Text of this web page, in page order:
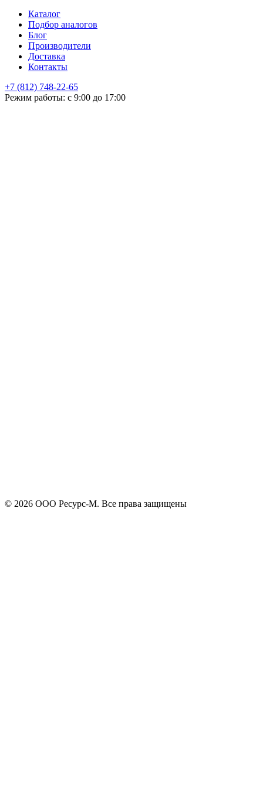
Каталог
Подбор аналогов
Блог
Производители
Доставка
Контакты
+7 (812) 748-22-65
Режим работы: с 9:00 до 17:00
НЕ НАШЛИ ЧТО ИСКАЛИ
© 2026 ООО Ресурс-М. Все права защищены